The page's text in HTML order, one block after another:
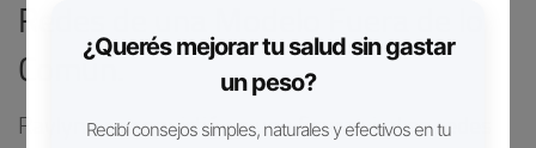
Redes de una Modelo Fuera de lo
Común.
Raylynn se convirtió en una figura viral en redes
¿Querés mejorar tu salud sin gastar
un peso?
Recibí consejos simples, naturales y efectivos en tu